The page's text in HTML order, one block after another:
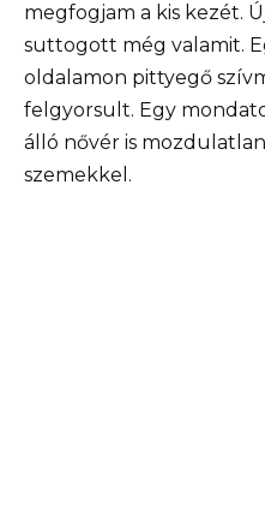
megfogjam a kis kezét.
suttogott még valamit.
oldalamon pittyegő
felgyorsult. Egy
álló nővér is
szemekkel.